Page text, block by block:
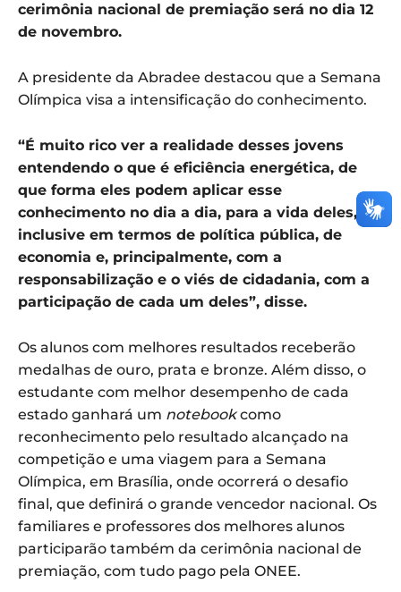
cerimônia nacional de premiação será no dia 12
de novembro.
A presidente da Abradee destacou que a Semana
Olímpica visa a intensificação do conhecimento.
“É muito rico ver a realidade desses jovens
entendendo o que é eficiência energética, de
que forma eles podem aplicar esse
conhecimento no dia a dia, para a vida deles,
inclusive em termos de política pública, de
economia e, principalmente, com a
responsabilização e o viés de cidadania, com a
participação de cada um deles”, disse.
Os alunos com melhores resultados receberão
medalhas de ouro, prata e bronze. Além disso, o
estudante com melhor desempenho de cada
estado ganhará um notebookcomo
reconhecimento pelo resultado alcançado na
competição e uma viagem para a Semana
Olímpica, em Brasília, onde ocorrerá o desafio
final, que definirá o grande vencedor nacional. Os
familiares e professores dos melhores alunos
participarão também da cerimônia nacional de
premiação, com tudo pago pela ONEE.